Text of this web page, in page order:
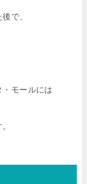
で、
モールには